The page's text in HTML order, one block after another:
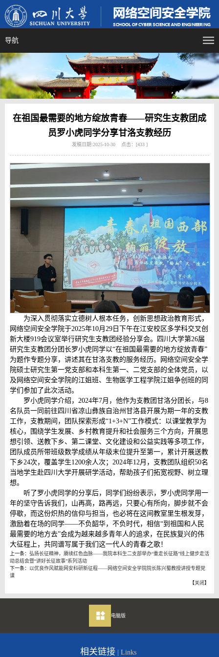
导航
在祖国最需要的地方绽放青春——研究生支教团成
员罗小虎同学分享甘洛支教经历
发稿日期:2025-10-30 点击：[433 ]
为深入贯彻落实立德树人根本任务，创新思想政治教育形式，
网络空间安全学院于2025年10月29日下午在江安校区多学科交叉创
新大楼919会议室举行研究生支教团经验分享会。四川大学第26届
研究生支教团分团长罗小虎同学以“在祖国最需要的地方绽放青春”
为题作专题分享，讲述其在甘洛支教的服务经历。网络空间安全学
院硕士研究生第一党支部和本科生第一、二党支部的全体党员，以
及网络空间安全学院的江姐班、生物医学工程学院江姐争创班的同
学们参加了此次活动。
罗小虎同学介绍，2024年7月，他作为支教团甘洛分团长，与8
名队员一同前往四川省凉山彝族自治州甘洛县开展为期一年的支教
工作，支教期间，团队探索形成“1+3+N”工作模式：以课堂教学为
核心，围绕学生发展、乡村教育提升和社会服务三个方向，开展思
想引领、送教下乡、第二课堂、文化建设和公益实践等多项工作，
团队成员所带班级数学成绩从年级末位提升至第一，累计开展送教
下乡24次，覆盖学生1200余人次；2024年12月，支教团队组织50名
当地学生赴四川大学开展研学活动，帮助孩子们拓宽视野、树立理
想。
听了罗小虎同学的分享后，同学们纷纷表示，罗小虎同学用一
年的坚守告诉我们，山再高，路再远，只要心有所向，脚步就不会
停歇，而这份炽热的信仰与担当，也必将在这间教室里生根发芽，
激励着在场的同学——不负韶华，不负时代，相信“到祖国和人民
最需要的地方去”会成为越来越多青年人的追求，在民族复兴的伟
大征程上，共同谱写属于我们这一代人的青春之歌！
上一条： 弘扬长征精神，赓续红色血脉——我院本科生二支部举办“重走长征路”线上健步走活
动总结会暨“讲好长征故事”系列活动
下一条： 以优良作风赋能网安科研新征程——网络空间安全学院院长陈兴蜀教授讲授专题党
课
【关闭 】
电脑版
相关链接 | Links